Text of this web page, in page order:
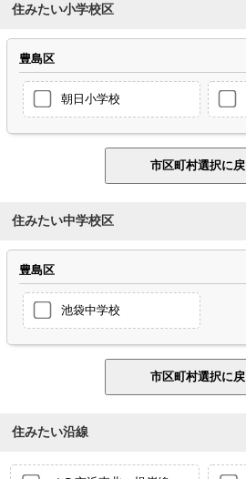
住みたい小学校区
豊島区
朝日小学校
住みたい中学校区
豊島区
池袋中学校
住みたい沿線